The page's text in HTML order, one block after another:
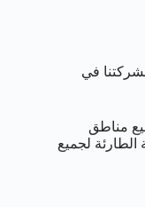
في
مناطق
الطارئة لجميع